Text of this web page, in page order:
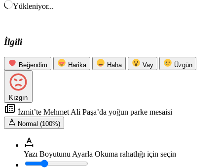
Yükleniyor...
İlgili
Beğendim Harika Haha Vay Üzgün
Kızgın
İzmit’te Mehmet Ali Paşa’da yoğun parke mesaisi
Normal (100%)
Yazı Boyutunu Ayarla Okuma rahatlığı için seçin